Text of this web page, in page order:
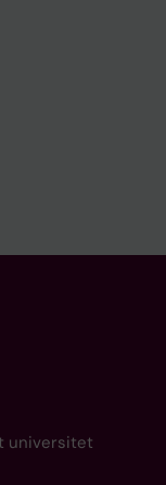
universitet